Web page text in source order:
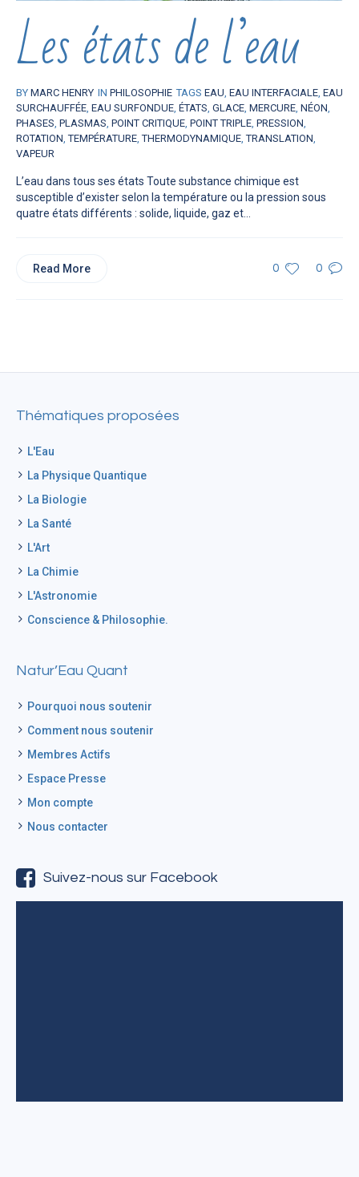
Les états de l’eau
BY MARC HENRY IN PHILOSOPHIE TAGS EAU, EAU INTERFACIALE, EAU
SURCHAUFFÉE, EAU SURFONDUE, ÉTATS, GLACE, MERCURE, NÉON,
PHASES, PLASMAS, POINT CRITIQUE, POINT TRIPLE, PRESSION,
ROTATION,TEMPÉRATURE,THERMODYNAMIQUE,TRANSLATION,
VAPEUR
L’eau dans tous ses états Toute substance chimique est
susceptible d’exister selon la température ou la pression sous
quatre états différents : solide, liquide, gaz et...
0 0
Read More
Thématiques proposées
L'Eau
La Physique Quantique
La Biologie
La Santé
L'Art
La Chimie
L'Astronomie
Conscience & Philosophie.
Natur’Eau Quant
Pourquoi nous soutenir
Comment nous soutenir
Membres Actifs
Espace Presse
Mon compte
Nous contacter
Suivez-nous sur Facebook